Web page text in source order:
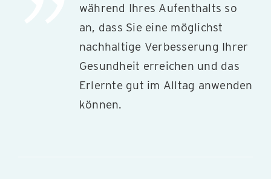
während Ihres Aufenthalts so
an, dass Sie eine möglichst
nachhaltige Verbesserung Ihrer
Gesundheit erreichen und das
Erlernte gut im Alltag anwenden
können.